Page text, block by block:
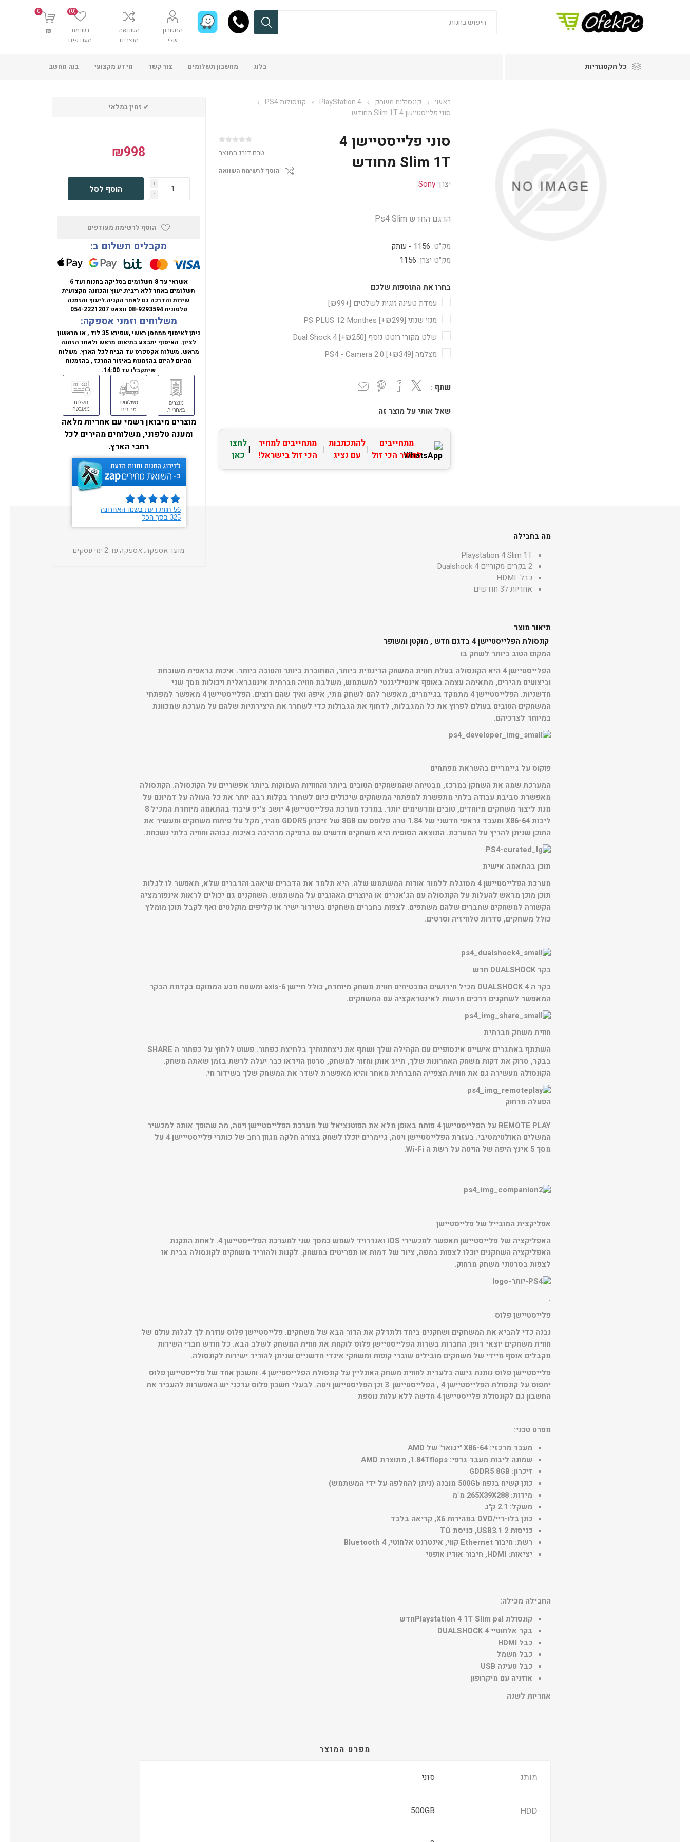
החשבון
שלי
השוואת
מוצרים
רשימת
מעודפים
(0)
0
₪
כל הקטגוריות בלוג מחשבון תשלומים צור קשר מידע מקצועי בנה מחשב
ראשי קונסולות משחק PlayStation 4
קונסולות PS4
סוני פלייסטיישן 4 Slim 1T מחודש
סוני פלייסטיישן 4
Slim 1T מחודש
יצרן: Sony
טרם דורג המוצר
הוסף לרשימת השוואה
הדגם החדש Ps4 Slim
מק"ט: 1156 - עותק
מק"ט יצרן: 1156
בחרו את התוספות שלכם
עמדת טעינה זוגית לשלטים [+₪99]
מנוי שנתי PS PLUS 12 Monthes [+₪299]
שלט מקורי רוטט נוסף Dual Shock 4 [+₪250]
מצלמה PS4 - Camera 2.0 [+₪349]
שתף :
שאל אותי על מוצר זה
מתחייבים
למחיר הכי זול |להתכתבות
עם נציג
| מתחייבים למחיר
הכי זול בישראל!
|לחצו
כאן
✔ זמין במלאי
₪998
i
h הוסף לסל
הוסף לרשימת מעודפים
מקבלים תשלום ב:
אשראי עד 8 תשלומים בסליקה בחנות ועד 6
תשלומים באתר ללא ריבית.יעוץ והכוונה מקצועית
שירות והדרכה גם לאחר הקניה.ליעוץ והזמנה
טלפונית08-9293594 ווצאפ054-2221207
משלוחים וזמני אספקה:
ניתן לאיסוף ממחסן ראשי ,שפירא 35 לוד , או מראשון
לציון. האיסוף יתבצע בתיאום מראש ולאחר הזמנה
מראש. משלוח אקספרס עד הבית לכל הארץ. משלוח
מהיום להיום בהזמנות באיזור המרכז , בהזמנות
שיתקבלו עד 14:00.
מוצרים מיבואן רשמי עם אחריות מלאה
ומענה טלפוני, משלוחים מהירים לכל
רחבי הארץ.
מועד אספקה:אספקה עד 2 ימי עסקים
מה בחבילה
Playstation 4 Slim 1T
2 בקרים מקוריים Dualshock 4
כבל HDMI
אחריות ל3 חודשים
תיאור מוצר
קונסולת הפלייסטיישן 4 בדגם חדש , מוקטן ומשופר
המקום הטוב ביותר לשחק בו
הפלייסטיישן 4 היא הקונסולה בעלת חווית המשחק הדינמית ביותר, המחוברת ביותר והטובה ביותר. איכות גראפית משובחת
וביצועים מהירים, מתאימה עצמה באופף אינטיליגנטי למשתמש, משלבת חוויה חברתית אינטגראלית ויכולות מסך שני
חדשניות. הפלייסטיישן 4 מתמקד בגיימרים, מאפשר להם לשחק מתי, איפה ואיך שהם רוצים. הפלייסטיישן 4 מאפשר למפתחי
המשחקים הטובים בעולם לפרוץ את כל המגבלות, לדחוף את הגבולות כדי לשחרר את היצירתיות שלהם על מערכת שמכוונת
במיוחד לצרכיהם.
פוקוס על גיימריים בהשראת מפתחים
המערכת שמה את השחקן במרכז, מבטיחה שהמשחקים הטובים ביותר והחוויות העמוקות ביותר אפשריים על הקונסולה. הקונסולה
מאפשרת סביבת עבודה בלתי מתפשרת למפתחי המשחקים שיכולים כיום לשחרר בקלות רבה יותר את כל העולה על דמיונם על
מנת ליצור משחקים מיוחדים, טובים ומרשימים יותר. במרכז מערכת הפלייסטיישן 4 יושב צ'יפ עיבוד בהתאמה מיוחדת המכיל 8
ליבות X86-64 ומעבד גראפי חדשני של 1.84 טרה פלופס עם 8GB של זיכרון GDDR5 מהיר, מקל על פיתוח משחקים ומעשיר את
התוכן שניתן להריץ על המערכת. התוצאה הסופית היא משחקים חדשים עם גרפיקה מרהיבה באיכות גבוהה וחוויה בלתי נשכחת.
תוכן בהתאמה אישית
מערכת הפלייסטיישן 4 מסוגלת ללמוד אודות המשתמש שלה. היא תלמד את הדברים שיאהב והדברים שלא, תאפשר לו לגלות
תוכן מוכן מראש להעלות על הקונסולה עם הג'אנרים או היוצרים האהובים על המשתמש. השחקנים גם יכולים לראות אינפורמציה
הקשורה למשחקים שחברים שלהם משתפים. לצפות בחברים משחקים בשידור ישיר או קליפים מוקלטים ואף לקבל תוכן מומלץ
כולל משחקים, סדרות טלוויזיה וסרטים.
בקר DUALSHOCK חדש
בקר ה DUALSHOCK 4 מכיל חידושים המבטיחים חווית משחק מיוחדת, כולל חיישן 6-axis ומשטח מגע הממוקם בקדמת הבקר
המאפשר לשחקנים דרכים חדשות לאינטראקציה עם המשחקים.
חווית משחק חברתית
השתתף באתגרים אישיים אינסופיים עם הקהילה שלך ושתף את ניצחונותיך בלחיצת כפתור. פשוט ללחוץ על כפתור ה SHARE
בבקר, סרוק את דקות משחק האחרונות שלך, תייג אותן וחזור למשחק, סרטון הוידאו כבר יעלה לרשת בזמן שאתה משחק.
הקונסולה מעשירה גם את חווית הצפייה החברתית מאחר והיא מאפשרת לשדר את המשחק שלך בשידור חי.
הפעלה מרחוק
REMOTE PLAY על הפלייסטיישן 4 פותח באופן מלא את הפוטנציאל של מערכת הפלייסטיישן ויטה, מה שהופך אותה למכשיר
המשלים האולטימטיבי. בעזרת הפלייסטיישן ויטה, גיימרים יוכלו לשחק בצורה חלקה מגוון רחב של כותרי פלייסטייישן 4 על
מסך 5 אינץ היפה של הויטה על רשת ה Wi-Fi.
אפליקצית המובייל של פלייסטיישן
האפליקציה של פלייסטיישן תאפשר למכשירי iOS ואנדרויד לשמש כמסך שני למערכת הפלייסטיישן 4. לאחת התקנת
האפליקציה השחקנים יוכלו לצפות במפה, ציוד של דמות או תפריטים במשחק. לקנות ולהוריד משחקים לקונסולה בבית או
לצפות בסרטוני משחק מרחוק.
.
פלייסטיישן פלוס
נבנה כדי להביא את המשחקים ושחקנים ביחד ולתדלק את הדור הבא של משחקים. פלייסטיישן פלוס עוזרת לך לגלות עולם של
חווית משחקים יוצאי דופן. החברות בשרות הפלייסטיישן פלוס לוקחת את חווית המשחק לשלב הבא. כל חודש חברי השירות
מקבלים אוסף מיידי של משחקים מובילים שוברי קופות ומשחקי אינדי חדשניים שניתן להוריד ישירות לקונסולה.
פלייסטיישן פלוס נותנת גישה בלעדית לחווית משחק האונליין על קונסולת הפלייסטיישן 4. וחשבון אחד של פלייסטיישן פלוס
יתפוס על קונסולת הפלייסטיישן 4 , הפלייסטיישן 3 וכן הפליסטיישן ויטה. לבעלי חשבון פלוס עדכני יש האפשרות להעביר את
החשבון גם לקונסולת פלייסטיישן 4 חדשה ללא עלות נוספת
מפרט טכני:
מעבד מרכזי: X86-64 "יגואר" של AMD
שמונה ליבות מעבד גרפי: 1.84Tflops, מתוצרת AMD
זיכרון: GDDR5 8GB
כונן קשיח בנפח 500Gb מובנה (ניתן להחלפה על ידי המשתמש)
מידות: 265X39X288 מ"מ
משקל: 2.1 ק"ג
כונן בלו-ריי/DVD במהירות X6, קריאה בלבד
כניסות 2 1.USB3, כניסת TO
רשת: חיבור Ethernet קווי, אינטרנט אלחוטי, Bluetooth 4
יציאות: HDMI, חיבור אודיו אופטי
החבילה מכילה:
קונסולת Playstation 4 1T Slim palחדש
בקר אלחוטיי DUALSHOCK 4
כבל HDMI
כבל חשמל
כבל טעינה USB
אוזניה עם מיקרופון
אחריות לשנה
מפרט המוצר
מותג סוני
HDD
500GB